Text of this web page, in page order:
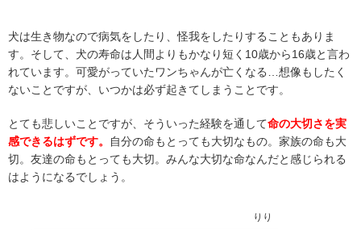
犬は生き物なので病気をしたり、怪我をしたりすることもありま
す。そして、犬の寿命は人間よりもかなり短く10歳から16歳と言わ
れています。可愛がっていたワンちゃんが亡くなる…想像もしたく
ないことですが、いつかは必ず起きてしまうことです。
とても悲しいことですが、そういった経験を通して命の大切さを実
感できるはずです。
自分の命もとっても大切なもの。家族の命も大
切。友達の命もとっても大切。みんな大切な命なんだと感じられる
はようになるでしょう。
りり